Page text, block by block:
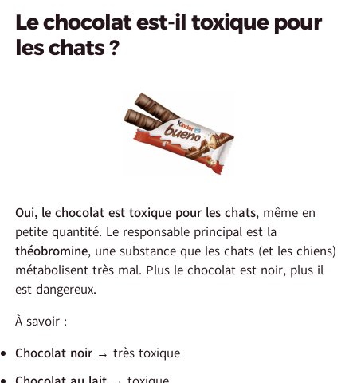
Le chocolat est-il toxique pour
les chats ?
Oui, le chocolat est toxique pour les chats, même en
petite quantité. Le responsable principal est la
théobromine, une substance que les chats (et les chiens)
métabolisent très mal. Plus le chocolat est noir, plus il
est dangereux.
À savoir :
Chocolat noir → très toxique